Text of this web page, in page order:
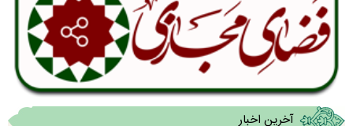
آخرین اخبار